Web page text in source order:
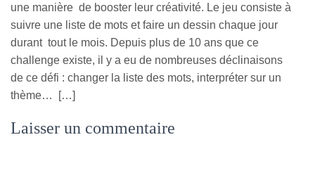
une manière de booster leur créativité. Le jeu consiste à
suivre une liste de mots et faire un dessin chaque jour
durant tout le mois. Depuis plus de 10 ans que ce
challenge existe, il y a eu de nombreuses déclinaisons
de ce défi : changer la liste des mots, interpréter sur un
thème… […]
Laisser un commentaire